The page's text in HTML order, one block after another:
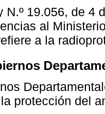
N.º 19.056, de 4
al
a la
protección del